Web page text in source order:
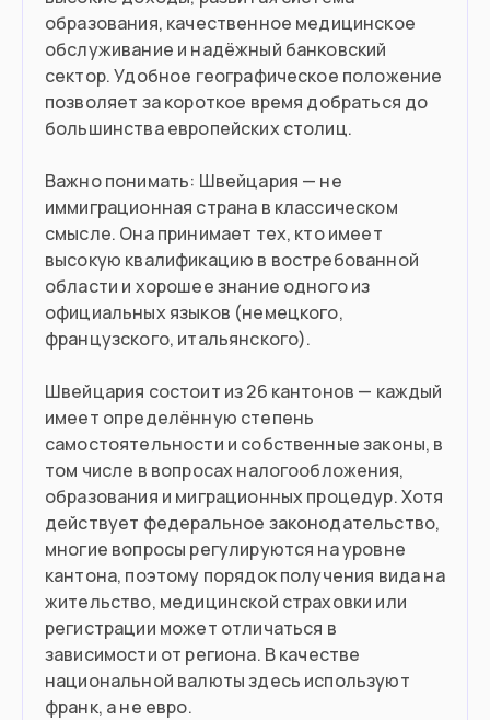
Вы очень обеспеченный человек и
хотите платить тут налог
Въезд в страну
Виза Нужна виза
образования, качественное медицинское
обслуживание и надёжный банковский
сектор. Удобное географическое положение
позволяет за короткое время добраться до
большинства европейских столиц.
Важно понимать: Швейцария — не
иммиграционная страна в классическом
смысле. Она принимает тех, кто имеет
высокую квалификацию в востребованной
области и хорошее знание одного из
официальных языков (немецкого,
французского, итальянского).
Швейцария состоит из 26 кантонов — каждый
имеет определённую степень
самостоятельности и собственные законы, в
том числе в вопросах налогообложения,
образования и миграционных процедур. Хотя
действует федеральное законодательство,
многие вопросы регулируются на уровне
кантона, поэтому порядок получения вида на
жительство, медицинской страховки или
регистрации может отличаться в
зависимости от региона. В качестве
национальной валюты здесь используют
франк, а не евро.